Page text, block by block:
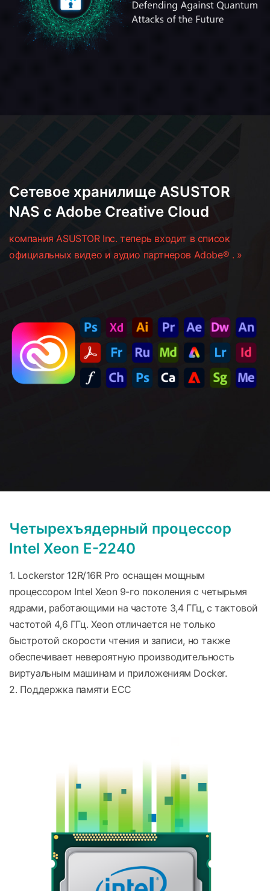
Сетевое хранилище ASUSTOR
NAS с Adobe Creative Cloud
компания ASUSTOR Inc. теперь входит в список
официальных видео и аудио партнеров Adobe® . »
Четырехъядерный процессор
Intel Xeon E-2240
1. Lockerstor 12R/16R Pro оснащен мощным
процессором Intel Xeon 9-го поколения с четырьмя
ядрами, работающими на частоте 3,4 ГГц, с тактовой
частотой 4,6 ГГц. Xeon отличается не только
быстротой скорости чтения и записи, но также
обеспечивает невероятную производительность
виртуальным машинам и приложениям Docker.
2. Поддержка памяти ECC